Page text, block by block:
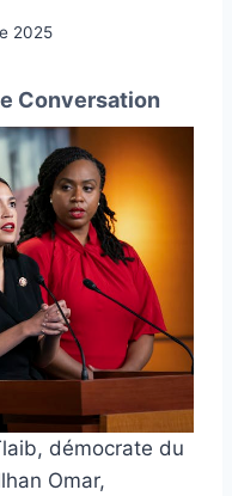
2025
Conversation
démocrate du
Omar,